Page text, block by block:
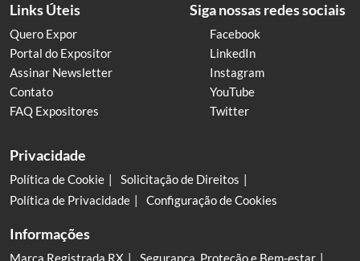
Links Úteis
Quero Expor
Portal do Expositor
Assinar Newsletter
Contato
FAQ Expositores
Siga nossas redes sociais
Facebook
LinkedIn
Instagram
YouTube
Twitter
Privacidade
Política de Cookie
Solicitação de Direitos
Política de Privacidade
Configuração de Cookies
Informações
Marca Registrada RX Segurança, Proteção e Bem-estar